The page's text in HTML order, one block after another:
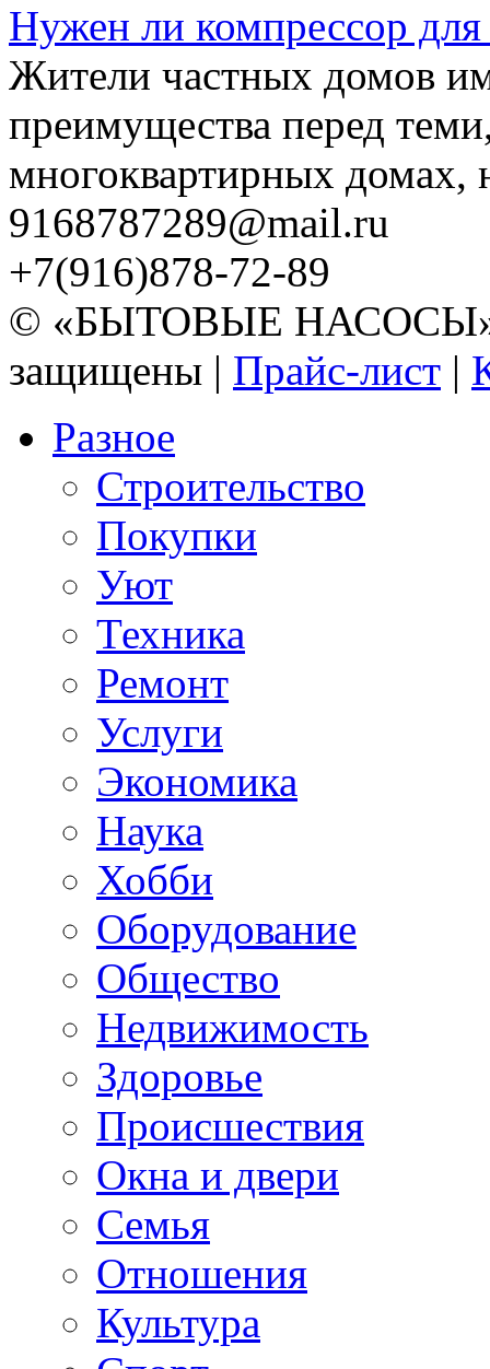
Нужен ли компрессор для
Жители частных домов
преимущества перед
многоквартирных домах,
9168787289@mail.ru
+7(916)878-72-89
© «БЫТОВЫЕ НАСОСЫ»
защищены | Прайс-лист |
Разное
Строительство
Покупки
Уют
Техника
Ремонт
Услуги
Экономика
Наука
Хобби
Оборудование
Общество
Недвижимость
Здоровье
Происшествия
Окна и двери
Семья
Отношения
Культура